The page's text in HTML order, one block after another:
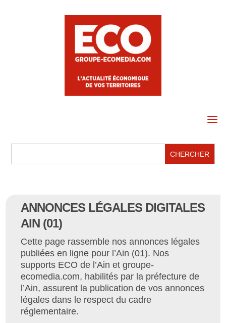
a
ANNONCES LÉGALES DIGITALES
AIN (01)
Cette page rassemble nos annonces légales
publiées en ligne pour l’Ain (01). Nos
supports ECO de l’Ain et groupe-
ecomedia.com, habilités par la préfecture de
l’Ain, assurent la publication de vos annonces
légales dans le respect du cadre
réglementaire.